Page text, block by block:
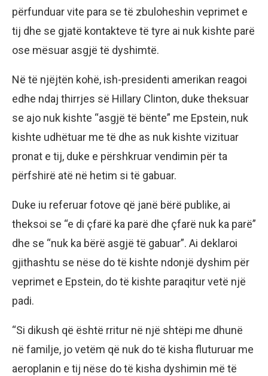
përfunduar vite para se të zbuloheshin veprimet e
tij dhe se gjatë kontakteve të tyre ai nuk kishte parë
ose mësuar asgjë të dyshimtë.
Në të njëjtën kohë, ish-presidenti amerikan reagoi
edhe ndaj thirrjes së Hillary Clinton, duke theksuar
se ajo nuk kishte “asgjë të bënte” me Epstein, nuk
kishte udhëtuar me të dhe as nuk kishte vizituar
pronat e tij, duke e përshkruar vendimin për ta
përfshirë atë në hetim si të gabuar.
Duke iu referuar fotove që janë bërë publike, ai
theksoi se “e di çfarë ka parë dhe çfarë nuk ka parë”
dhe se “nuk ka bërë asgjë të gabuar”. Ai deklaroi
gjithashtu se nëse do të kishte ndonjë dyshim për
veprimet e Epstein, do të kishte paraqitur vetë një
padi.
“Si dikush që është rritur në një shtëpi me dhunë
në familje, jo vetëm që nuk do të kisha fluturuar me
aeroplanin e tij nëse do të kisha dyshimin më të